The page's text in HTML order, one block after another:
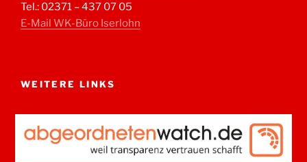
Tel.: 02371 – 437 07 05
E-Mail WK-Büro Iserlohn
WEITERE LINKS